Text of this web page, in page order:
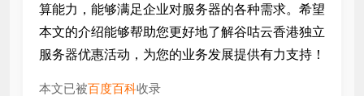
算能力，能够满足企业对服务器的各种需求。希望
本文的介绍能够帮助您更好地了解谷咕云香港独立
服务器优惠活动，为您的业务发展提供有力支持！
本文已被百度百科收录